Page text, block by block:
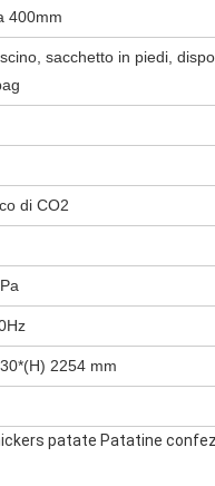
400mm
sacchetto in piedi,
di CO2
2254 mm
patate Patatine